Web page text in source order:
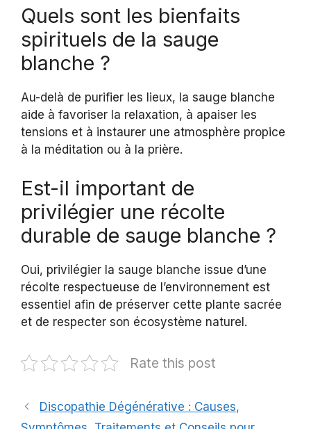
Quels sont les bienfaits
spirituels de la sauge
blanche ?
Au-delà de purifier les lieux, la sauge blanche
aide à favoriser la relaxation, à apaiser les
tensions et à instaurer une atmosphère propice
à la méditation ou à la prière.
Est-il important de
privilégier une récolte
durable de sauge blanche ?
Oui, privilégier la sauge blanche issue d’une
récolte respectueuse de l’environnement est
essentiel afin de préserver cette plante sacrée
et de respecter son écosystème naturel.
Rate this post
Discopathie Dégénérative : Causes,